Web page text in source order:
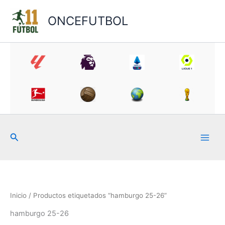
contenido
ONCEFUTBOL
Buscar
Inicio / Productos etiquetados “hamburgo 25-26”
hamburgo 25-26